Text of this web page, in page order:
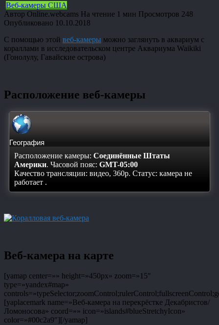
Веб-камеры США
Автор Online.webcams На чтение 1 мин Просмотров 248
Опубликовано 10.10.2018
С помощью этой веб-камеры можно заглянуть в аквариум с
кораллами в исследовательском центре Аквариума Waikiki
(Гонолулу, Гавайские острова)
Расположение веб-камеры
География
Расположение камеры: Соединённые Штаты
Америки. Часовой пояс: GMT-05:00
Качество трансляции: видео, 360p. Статус: камера не
работает .
Веб-камера на карте
[yamap center=»» height=»450px» zoom=»15″
type=»yandex#map»
[yaplacemark name=»Веб-камера на перекрёстке Декабристов/
Ломоносова» coord=»» icon=»islands#blueStretchyIcon»
color=»#00c2a9″][/yamap]